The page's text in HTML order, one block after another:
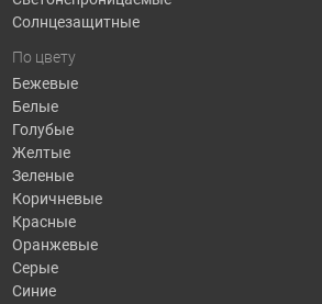
Солнцезащитные
По цвету
Бежевые
Белые
Голубые
Желтые
Зеленые
Коричневые
Красные
Оранжевые
Серые
Синие